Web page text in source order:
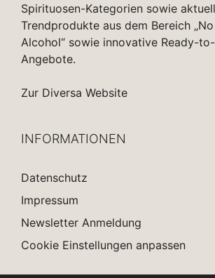
Spirituosen-Kategorien sowie
Trendprodukte aus dem Bereich
Alcohol“ sowie innovative Ready-
Angebote.
Zur Diversa Website
INFORMATIONEN
Datenschutz
Impressum
Newsletter Anmeldung
Cookie Einstellungen anpassen